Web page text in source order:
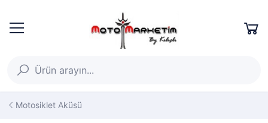
Motosiklet Aküsü